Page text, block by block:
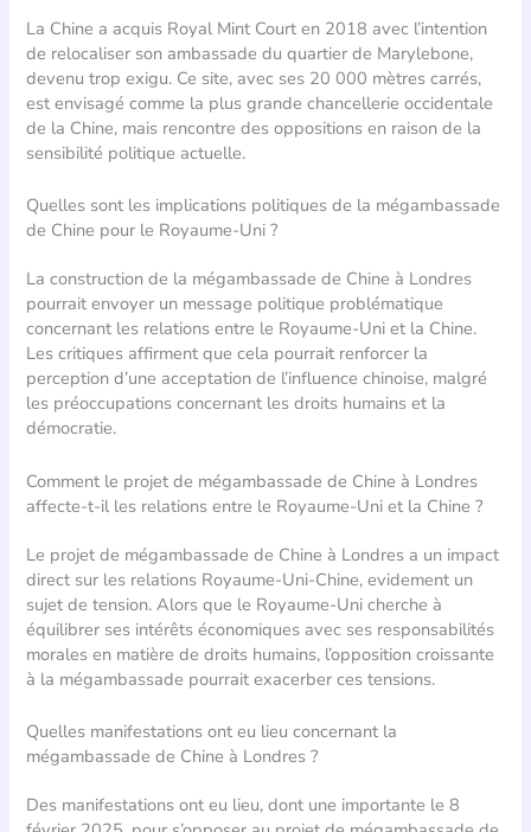
La Chine a acquis Royal Mint Court en 2018 avec l’intention
de relocaliser son ambassade du quartier de Marylebone,
devenu trop exigu. Ce site, avec ses 20 000 mètres carrés,
est envisagé comme la plus grande chancellerie occidentale
de la Chine, mais rencontre des oppositions en raison de la
sensibilité politique actuelle.
Quelles sont les implications politiques de la mégambassade
de Chine pour le Royaume-Uni ?
La construction de la mégambassade de Chine à Londres
pourrait envoyer un message politique problématique
concernant les relations entre le Royaume-Uni et la Chine.
Les critiques affirment que cela pourrait renforcer la
perception d’une acceptation de l’influence chinoise, malgré
les préoccupations concernant les droits humains et la
démocratie.
Comment le projet de mégambassade de Chine à Londres
affecte-t-il les relations entre le Royaume-Uni et la Chine ?
Le projet de mégambassade de Chine à Londres a un impact
direct sur les relations Royaume-Uni-Chine, evidement un
sujet de tension. Alors que le Royaume-Uni cherche à
équilibrer ses intérêts économiques avec ses responsabilités
morales en matière de droits humains, l’opposition croissante
à la mégambassade pourrait exacerber ces tensions.
Quelles manifestations ont eu lieu concernant la
mégambassade de Chine à Londres ?
Des manifestations ont eu lieu, dont une importante le 8